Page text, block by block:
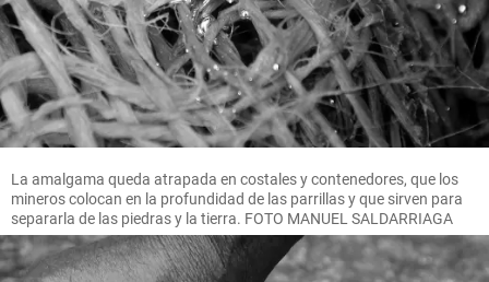
La amalgama queda atrapada en costales y contenedores, que los
mineros colocan en la profundidad de las parrillas y que sirven para
separarla de las piedras y la tierra. FOTO MANUEL SALDARRIAGA